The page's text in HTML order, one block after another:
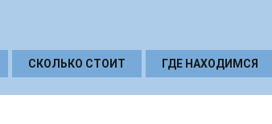
СКОЛЬКО СТОИТ ГДЕ НАХОДИМСЯ